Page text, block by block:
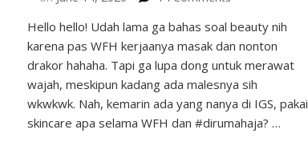
Selama
WFH
#dirumahaja
–
AM
PM
Hello hello! Udah lama ga bahas soal beauty nih
karena pas WFH kerjaanya masak dan nonton
drakor hahaha. Tapi ga lupa dong untuk merawat
wajah, meskipun kadang ada malesnya sih
wkwkwk. Nah, kemarin ada yang nanya di IGS, pakai
skincare apa selama WFH dan #dirumahaja? …